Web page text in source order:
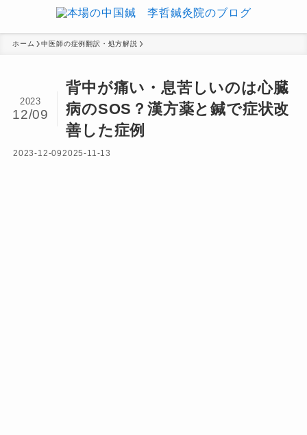
ホーム 中医師の症例翻訳・処方解説
背中が痛い・息苦しいのは心臓
病のSOS？漢方薬と鍼で症状改
善した症例
2023
12/09
2023-12-092025-11-13